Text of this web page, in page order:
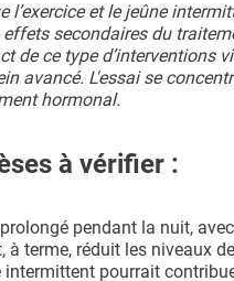
l’exercice et le jeûne
secondaires du
de ce type d’interventions
avancé. L'essai se
hormonal.
à vérifier :
pendant la nuit,
à terme, réduit les niveaux
intermittent pourrait